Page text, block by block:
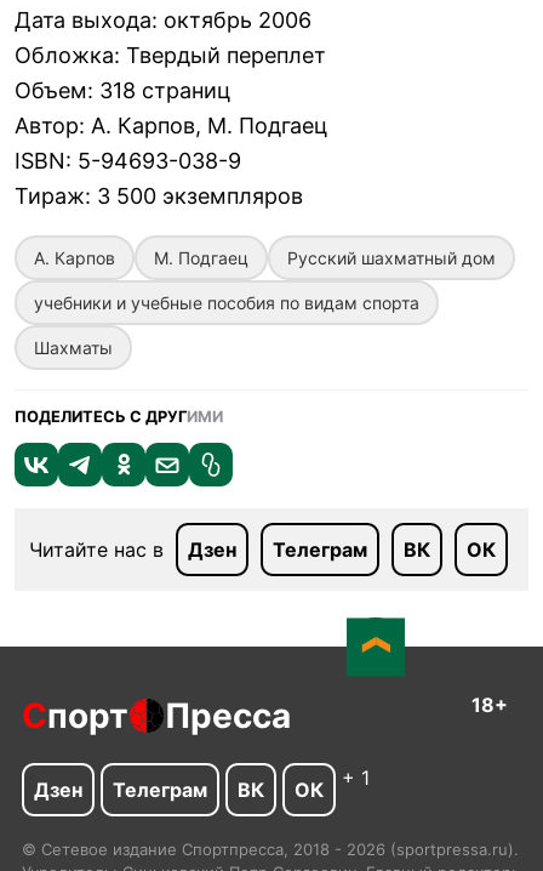
Дата выхода: октябрь 2006
Обложка: Твердый переплет
Объем: 318 страниц
Автор: А. Карпов, М. Подгаец
ISBN: 5-94693-038-9
Тираж: 3 500 экземпляров
А. Карпов М. Подгаец Русский шахматный дом
учебники и учебные пособия по видам спорта
Шахматы
ПОДЕЛИТЕСЬ С ДРУГИМИ
Читайте нас в Дзен Телеграм ВК ОК
Спорт Пресса 18+
Дзен Телеграм ВК ОК + 1
© Сетевое издание Спортпресса, 2018 - 2026 (sportpressa.ru).